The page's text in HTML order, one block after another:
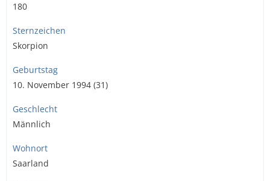
180
Sternzeichen
Skorpion
Geburtstag
10. November 1994 (31)
Geschlecht
Männlich
Wohnort
Saarland